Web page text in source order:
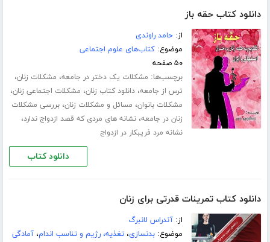
دانلود کتاب حقه باز
از:حامد راوندی
موضوع:کتاب‌های علوم اجتماعی
۵۰ صفحه
برچسب‌ها: مشکلات یک دختر در جامعه، مشکلات زنان،
ترس از جامعه،دانلود کتاب زنان، مشکلات اجتماعی زنان،
مشکلات بانوان، مسائل و مشکلات زنان،بررسی مشکلات
زنان در جامعه،نشانه های مردی که قصد ازدواج ندارد،
نشانه مرد فریبکار در ازدواج
دانلود کتاب
دانلود کتاب تمرینات قدرتی برای زنان
از:آندراس لانبرگ
موضوع:بدنسازی،تغذیه، رژیم و تناسب اندام،آمادگی